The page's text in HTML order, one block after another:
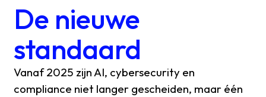
De nieuwe
standaard
Vanaf 2025 zijn AI, cybersecurity en
compliance niet langer gescheiden, maar één